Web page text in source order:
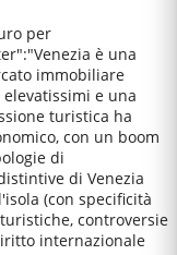
per
è una
immobiliare
e una
turistica ha
con un boom
di
di Venezia
(con specificità
controversie
internazionale